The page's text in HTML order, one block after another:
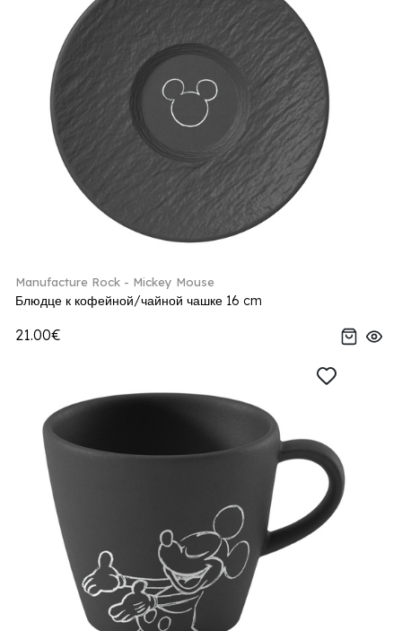
Manufacture Rock - Mickey Mouse
Блюдце к кофейной/чайной чашке 16 cm
21.00€